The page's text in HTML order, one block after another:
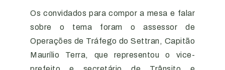
Os convidados para compor a mesa e falar
sobre o tema foram o assessor de
Operações de Tráfego do Settran, Capitão
Maurílio Terra, que representou o vice-